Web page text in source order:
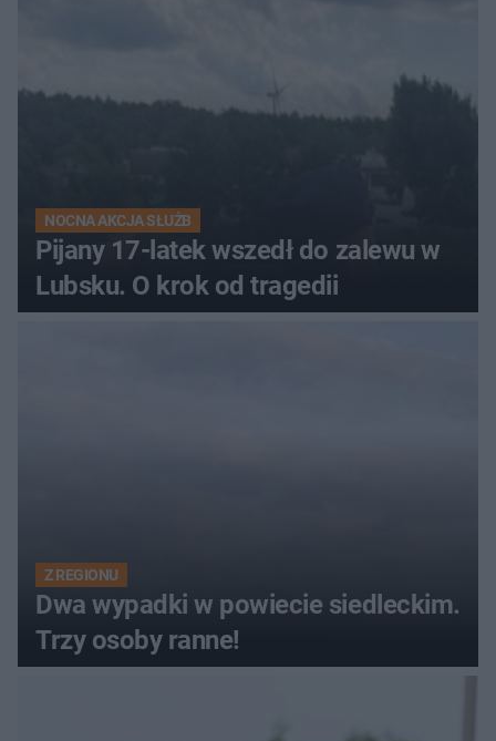
NOCNA AKCJA SŁUŻB
Pijany 17-latek wszedł do zalewu w
Lubsku. O krok od tragedii
Z REGIONU
Dwa wypadki w powiecie siedleckim.
Trzy osoby ranne!